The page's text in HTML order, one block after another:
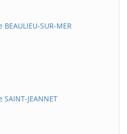
SUR-MER
JEANNET